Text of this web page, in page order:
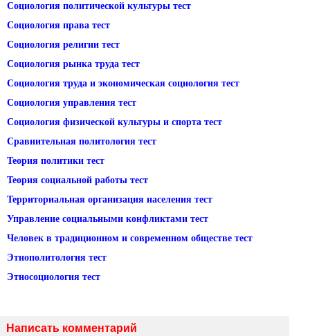
Социология политической культуры тест
Социология права тест
Социология религии тест
Социология рынка труда тест
Социология труда и экономическая социология тест
Социология управления тест
Социология физической культуры и спорта тест
Сравнительная политология тест
Теория политики тест
Теория социальной работы тест
Территориальная организация населения тест
Управление социальными конфликтами тест
Человек в традиционном и современном обществе тест
Этнополитология тест
Этносоциология тест
Написать комментарий